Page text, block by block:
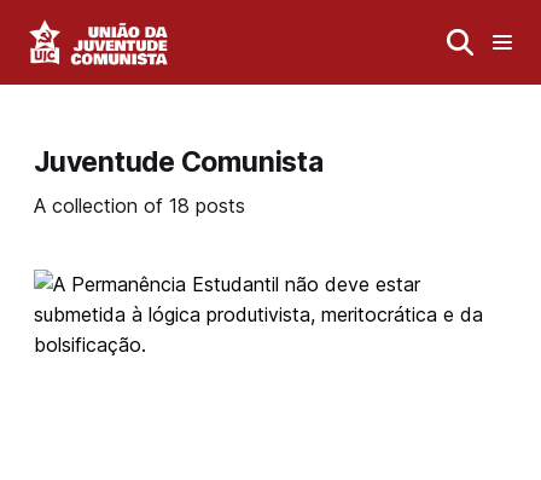
Juventude Comunista
A collection of 18 posts